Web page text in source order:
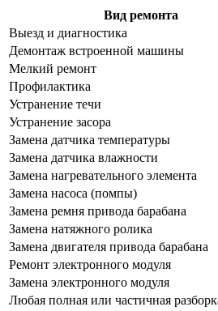
Вид ремонта
Выезд и диагностика
Демонтаж встроенной машины
Мелкий ремонт
Профилактика
Устранение течи
Устранение засора
Замена датчика температуры
Замена датчика влажности
Замена нагревательного элемента
Замена насоса (помпы)
Замена ремня привода барабана
Замена натяжного ролика
Замена двигателя привода барабана
Ремонт электронного модуля
Замена электронного модуля
Любая полная или частичная